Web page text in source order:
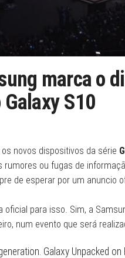
marca o
S10
novos dispositivos da série
rumores ou fugas de
de esperar por um anuncio
oficial para isso. Sim, a
num evento que será
Galaxy Unpacked on